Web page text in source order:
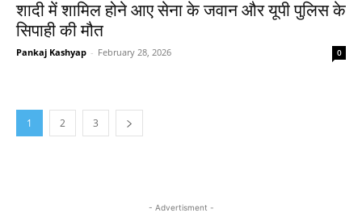
शादी में शामिल होने आए सेना के जवान और यूपी पुलिस के
सिपाही की मौत
Pankaj Kashyap - February 28, 2026 0
1 2 3
- Advertisment -